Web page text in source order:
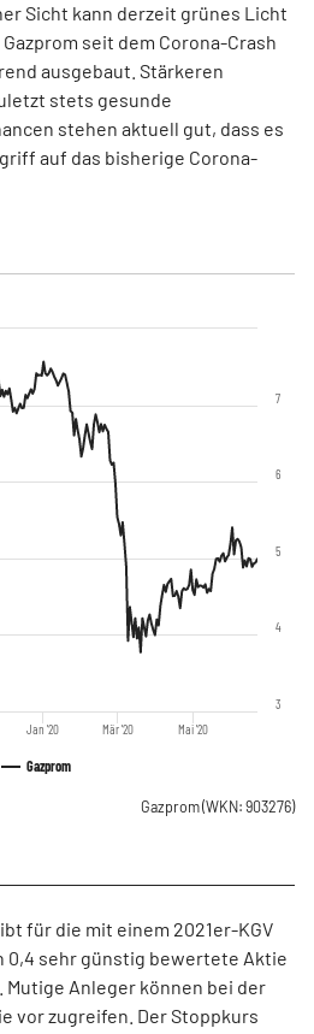
Sicht kann derzeit grünes Licht
seit dem Corona-Crash
ausgebaut. Stärkeren
stets gesunde
stehen aktuell gut, dass es
auf das bisherige Corona-
Gazprom
Jan '20 Mär '20 Mai '20
3
4
5
6
7
Gazprom(WKN: 903276)
für die mit einem 2021er-KGV
0,4 sehr günstig bewertete Aktie
Anleger können bei der
vor zugreifen. Der Stoppkurs